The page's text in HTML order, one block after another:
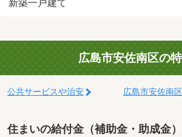
新築一戸建て
広島市安佐南区の
公共サービスや治安 広島市安佐南
住まいの給付金（補助金・助成金）